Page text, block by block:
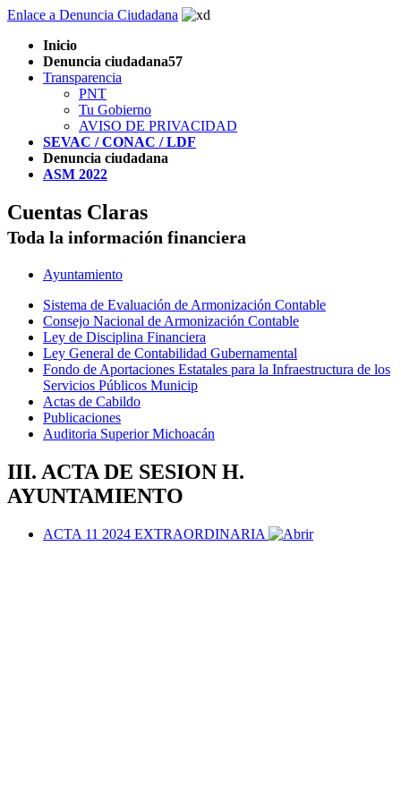
Enlace a Denuncia Ciudadana
Inicio
Denuncia ciudadana57
Transparencia
PNT
Tu Gobierno
AVISO DE PRIVACIDAD
SEVAC / CONAC / LDF
Denuncia ciudadana
ASM 2022
Cuentas Claras
Toda la información financiera
Ayuntamiento
Sistema de Evaluación de Armonización Contable
Consejo Nacional de Armonización Contable
Ley de Disciplina Financiera
Ley General de Contabilidad Gubernamental
Fondo de Aportaciones Estatales para la Infraestructura de los
Servicios Públicos Municip
Actas de Cabildo
Publicaciones
Auditoria Superior Michoacán
III. ACTA DE SESION H.
AYUNTAMIENTO
ACTA 11 2024 EXTRAORDINARIA